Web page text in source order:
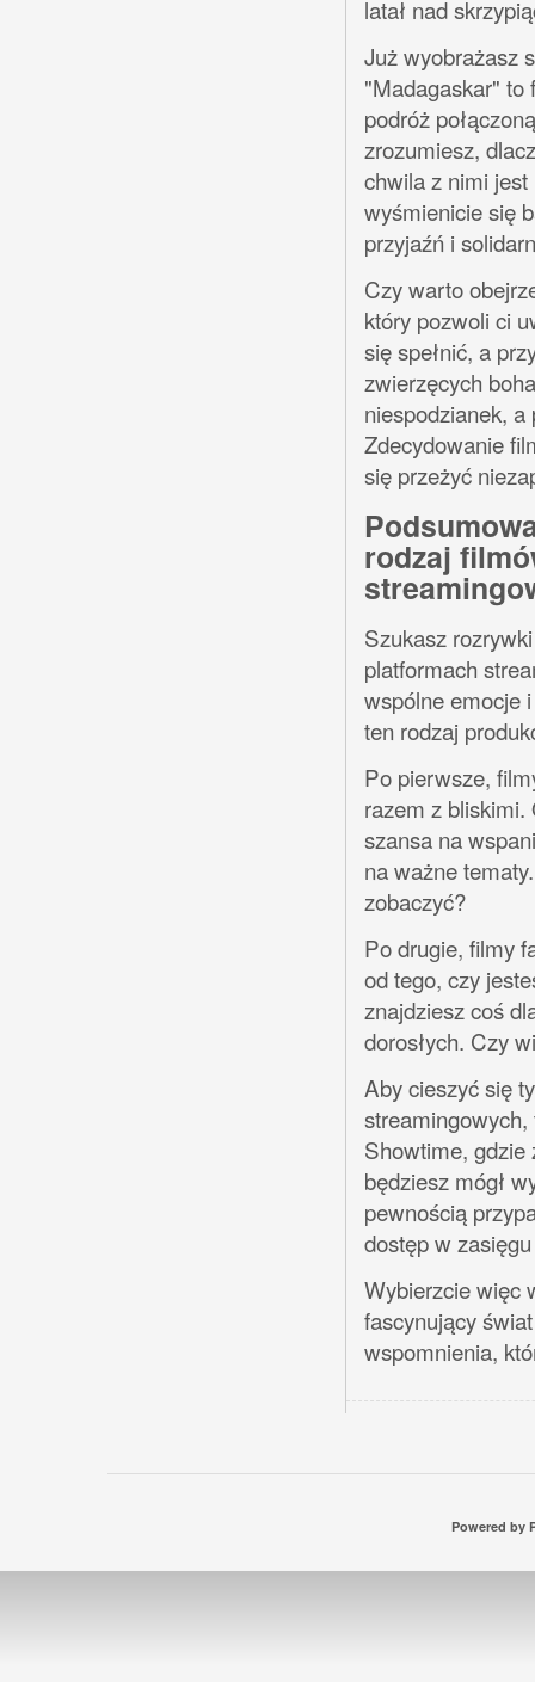
latał nad
Już wyobrażasz
"Madagaskar" to
podróż
zrozumiesz,
chwila z nimi jest
wyśmienicie się
przyjaźń i
Czy warto
który pozwoli ci
się spełnić, a
zwierzęcych
niespodzianek,
Zdecydowanie
się przeżyć
rodzaj
Szukasz
platformach
wspólne emocje
ten rodzaj
Po pierwsze,
razem z
szansa na
na ważne
zobaczyć?
Po drugie, filmy
od tego, czy
znajdziesz coś
dorosłych. Czy
Aby cieszyć się
Showtime, gdzie
będziesz mógł
pewnością
dostęp w
Wybierzcie więc
fascynujący
wspomnienia,
Powered by